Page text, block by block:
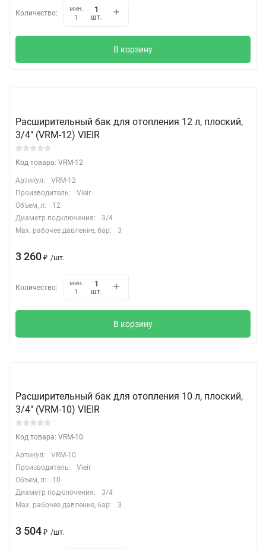
Количество:
мин.
1
шт.
В корзину
Расширительный бак для отопления 12 л, плоский,
3/4" (VRM-12) VIEIR
Код товара: VRM-12
Артикул:
VRM-12
Производитель:
Vieir
Объем, л:
12
Диаметр подключения:
3/4
Max. рабочее давление, бар:
3
3 260 ₽ /шт.
Количество:
мин.
1
шт.
В корзину
Расширительный бак для отопления 10 л, плоский,
3/4" (VRM-10) VIEIR
Код товара: VRM-10
Артикул:
VRM-10
Производитель:
Vieir
Объем, л:
10
Диаметр подключения:
3/4
Max. рабочее давление, бар:
3
3 504 ₽ /шт.